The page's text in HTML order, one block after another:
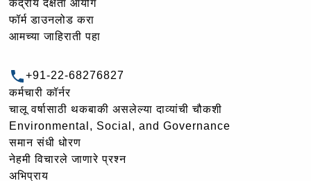
केंद्रीय दक्षता आयोग
फॉर्म डाउनलोड करा
आमच्या जाहिराती पहा
+91-22-68276827
कर्मचारी कॉर्नर
चालू वर्षासाठी थकबाकी असलेल्या दाव्यांची चौकशी
Environmental, Social, and Governance
समान संधी धोरण
नेहमी विचारले जाणारे प्रश्न
अभिप्राय